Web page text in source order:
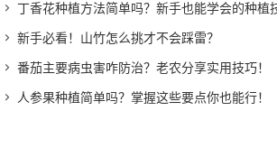
丁香花种植方法简单吗？新手也能学会的种植
新手必看！山竹怎么挑才不会踩雷？
番茄主要病虫害咋防治？老农分享实用技巧！
人参果种植简单吗？掌握这些要点你也能行！